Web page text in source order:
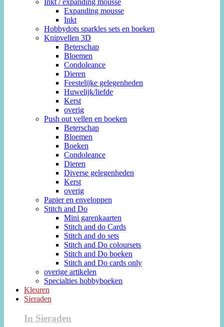
Expanding mousse
Inkt
Hobbydots sparkles sets en boeken
Knipvellen 3D
Beterschap
Bloemen
Condoleance
Dieren
Feestelijke gelegenheden
Huwelijk/liefde
Kerst
overig
Push out vellen en boeken
Beterschap
Bloemen
Boeken
Condoleance
Dieren
Diverse gelegenheden
Kerst
overig
Papier en enveloppen
Stitch and Do
Mini garenkaarten
Stitch and do Cards
Stitch and do sets
Stitch and Do coloursets
Stitch and Do boeken
Stitch and Do cards only
overige artikelen
Specialties hobbyboeken
Kleuren
Sieraden
In Sieraden